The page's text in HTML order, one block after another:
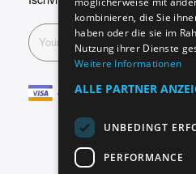
kombinieren, die Sie
haben oder die sie im
Nutzung ihrer Dienste
Weitere Informationen
ALLE PARTNER
UNBEDINGT
PERFORMANCE